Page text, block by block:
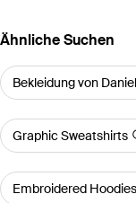
Ähnliche Suchen
Bekleidung von
Graphic Sweatshirts
Embroidered Hoodies